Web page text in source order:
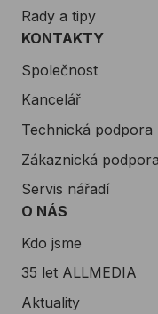
Rady a tipy
KONTAKTY
Společnost
Kancelář
Technická podpora
Zákaznická podpora
Servis nářadí
O NÁS
Kdo jsme
35 let ALLMEDIA
Aktuality